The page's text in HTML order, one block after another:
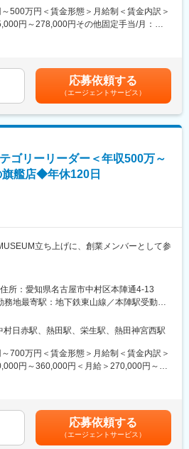
ワークライフバランスを整えながら働きた
ア」の営業をお任せいたします。レーザー
トな肌でもご使用いただける成分を配合し
リーム、治療痕を保護するコンシーラーな
ランドのスキンケア化粧品の提案営業（1
）
会やセミナーでのアテンド業務
参加時には出張が発生する可能性がござい
ィングといったことにも携わることがで
り売れるのか？」「患者様に喜んでいただ
一緒に考えながら営業活動ができます！
30代女性）、メンバー7名（40代女性、30
名）が在籍。積極的にや意見やアイデアを
SNS活用等）を導入するなど、チャレン
時間程度
500万円＜賃金形態＞月給制＜賃金内訳＞
円～278,000円その他固定手当/月：
＞※ご経験やスキル、社会人経験年数等を考
■昇給：年1回■賞与：年2回（業績に応じて
固定手当＝都市手当賃金はあくまでも目安
通じて上下する可能性があります。月給(月
表記です。
応募依頼する
（エージェントサービス）
ゴリーリーダー＜年収500万～
旗艦店◆年休120日
立ち上げに、創業メンバーとして参
年間休日120日で、好きとキャリアを両立
領域において世界的ブランドであるReFaを
展開をしています。
社にSIXPADの旗艦店・MTGMUSEUMを
、ブランドの価値を最前線で体現してい
・MUSEUMにて、SIXPADブランド専任の
（リーダー候補）としてご活躍いただきま
所：愛知県名古屋市中村区本陣通4-13
地最寄駅：地下鉄東山線／本陣駅受動喫
＜勤務地詳細2＞МTG PARK住所：愛知県名
101番2 受動喫煙対策：敷地内全面禁煙
日赤駅、熱田駅、栄生駅、熱田神宮西駅
700万円＜賃金形態＞月給制＜賃金内訳＞
円～360,000円＜月給＞270,000円～
タイミングは、入社時期による）■賞与：
金はあくまでも目安の金額であり、選考を
があります。月給(月額)は固定手当を含めた
応募依頼する
（エージェントサービス）